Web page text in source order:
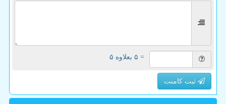
= ۵ بعلاوه ۵
ثبت کامنت